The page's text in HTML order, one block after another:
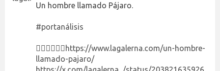
Un hombre llamado Pájaro.
#portanálisis
👉🏻👉🏻👉🏻 https://www.lagalerna.com/un-hombre-
llamado-pajaro/